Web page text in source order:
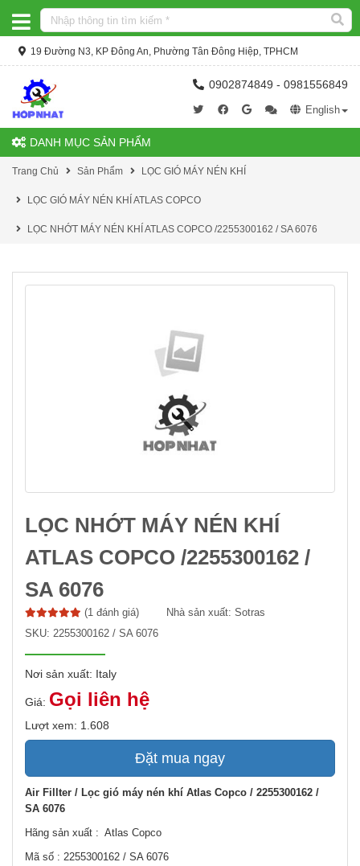
19 Đường N3, KP Đông An, Phường Tân Đông Hiệp, TPHCM
0902874849 - 0981556849
English
DANH MỤC SẢN PHẨM
Trang Chủ Sản Phẩm LỌC GIÓ MÁY NÉN KHÍ
LỌC GIÓ MÁY NÉN KHÍ ATLAS COPCO
LỌC NHỚT MÁY NÉN KHÍ ATLAS COPCO /2255300162 / SA 6076
LỌC NHỚT MÁY NÉN KHÍ
ATLAS COPCO /2255300162 /
SA 6076
(1 đánh giá) Nhà sản xuất: Sotras
SKU: 2255300162 / SA 6076
Nơi sản xuất: Italy
Giá: Gọi liên hệ
Lượt xem: 1.608
Đặt mua ngay
Air Fillter / Lọc gió máy nén khí Atlas Copco / 2255300162 /
SA 6076
Hãng sản xuất : Atlas Copco
Mã số : 2255300162 / SA 6076